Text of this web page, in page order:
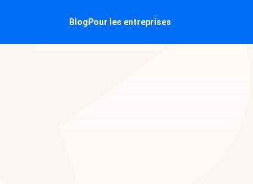
Blog Pour les entreprises